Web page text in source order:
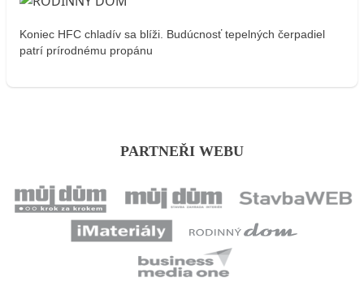
Koniec HFC chladív sa blíži. Budúcnosť tepelných čerpadiel
patrí prírodnému propánu
PARTNEŘI WEBU